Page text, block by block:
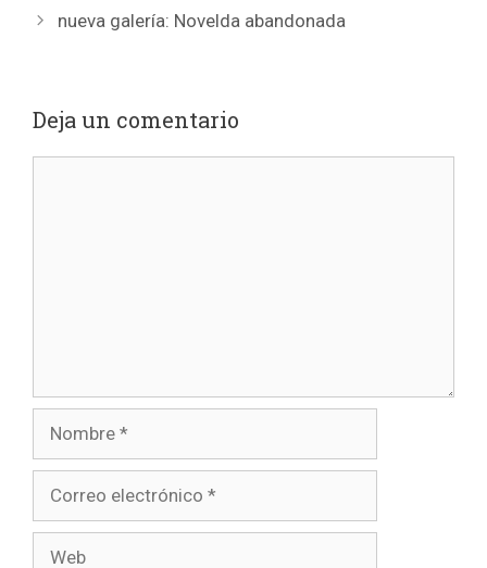
nueva galería: Novelda abandonada
Deja un comentario
electrónico